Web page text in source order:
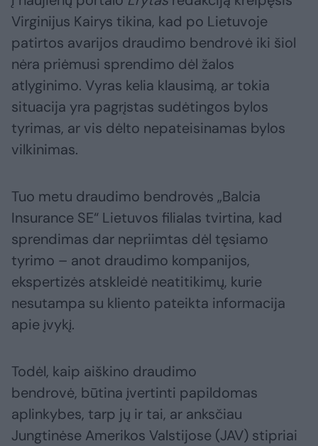
Virginijus Kairys tikina, kad po Lietuvoje
patirtos avarijos draudimo bendrovė iki šiol
nėra priėmusi sprendimo dėl žalos
atlyginimo. Vyras kelia klausimą, ar tokia
situacija yra pagrįstas sudėtingos bylos
tyrimas, ar vis dėlto nepateisinamas bylos
vilkinimas.
Tuo metu draudimo bendrovės „Balcia
Insurance SE“ Lietuvos filialas tvirtina, kad
sprendimas dar nepriimtas dėl tęsiamo
tyrimo – anot draudimo kompanijos,
ekspertizės atskleidė neatitikimų, kurie
nesutampa su kliento pateikta informacija
apie įvykį.
Todėl, kaip aiškino draudimo
bendrovė, būtina įvertinti papildomas
aplinkybes, tarp jų ir tai, ar anksčiau
Jungtinėse Amerikos Valstijose (JAV) stipriai